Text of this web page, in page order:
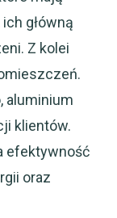
główną
Z kolei
aluminium
klientów.
efektywność
oraz